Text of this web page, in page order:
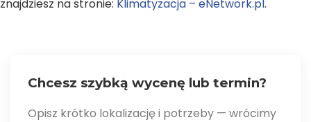
znajdziesz na stronie: Klimatyzacja – eNetwork.pl.
Chcesz szybką wycenę lub termin?
Opisz krótko lokalizację i potrzeby — wrócimy